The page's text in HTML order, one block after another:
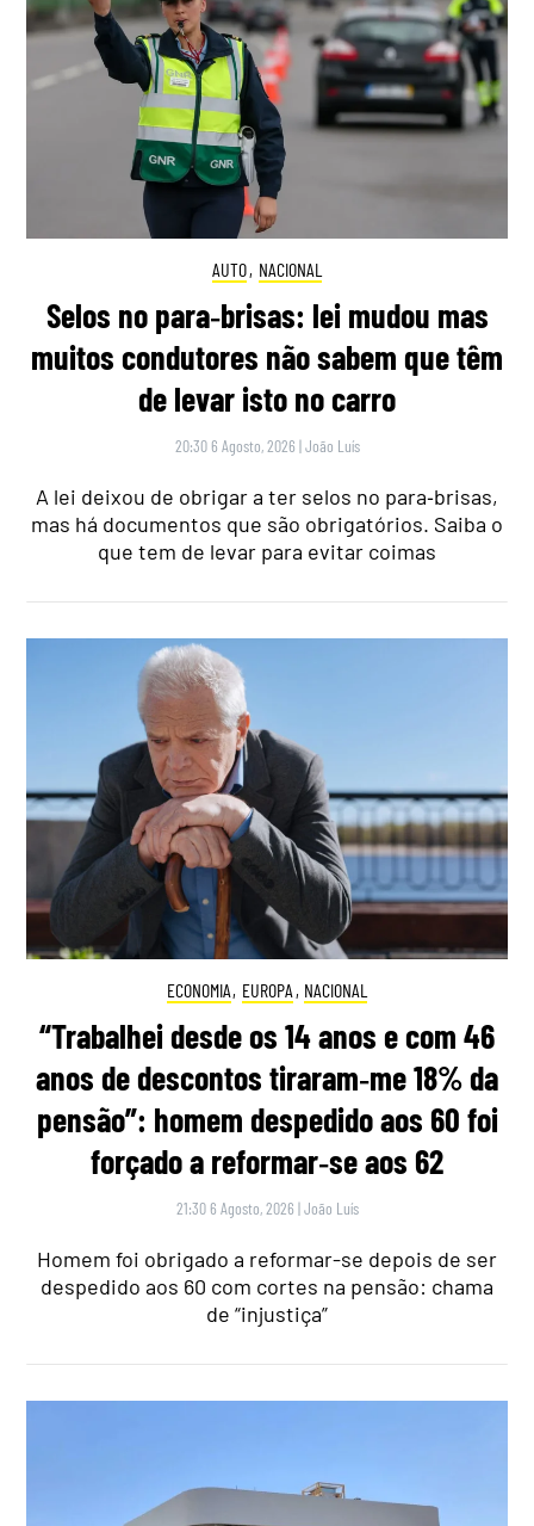
AUTO, NACIONAL
Selos no para‑brisas: lei mudou mas
muitos condutores não sabem que têm
de levar isto no carro
20:30 6 Agosto, 2026 |João Luís
A lei deixou de obrigar a ter selos no para‑brisas,
mas há documentos que são obrigatórios. Saiba o
que tem de levar para evitar coimas
ECONOMIA, EUROPA , NACIONAL
“Trabalhei desde os 14 anos e com 46
anos de descontos tiraram‑me 18% da
pensão”: homem despedido aos 60 foi
forçado a reformar‑se aos 62
21:30 6 Agosto, 2026 |João Luís
Homem foi obrigado a reformar-se depois de ser
despedido aos 60 com cortes na pensão: chama
de “injustiça”